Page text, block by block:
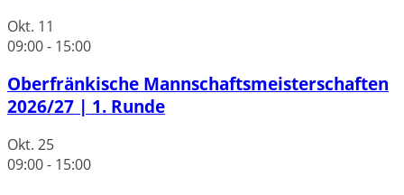
Okt. 11
09:00- 15:00
Oberfränkische Mannschaftsmeisterschaften
2026/27 | 1. Runde
Okt. 25
09:00- 15:00